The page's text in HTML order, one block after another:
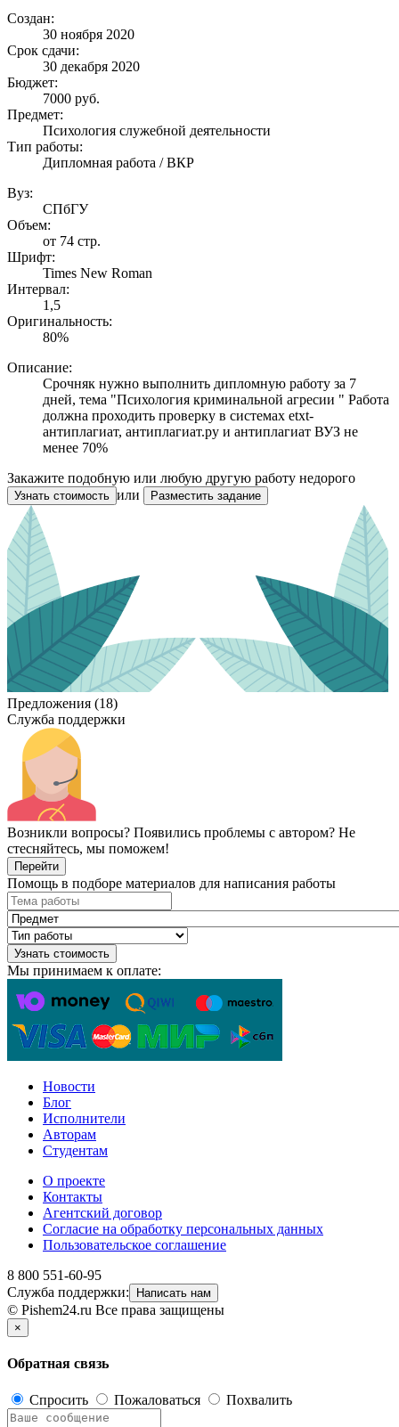
Создан:
30 ноября 2020
Срок сдачи:
30 декабря 2020
Бюджет:
7000 руб.
Предмет:
Психология служебной деятельности
Тип работы:
Дипломная работа / ВКР
Вуз:
СПбГУ
Объем:
от 74 стр.
Шрифт:
Times New Roman
Интервал:
1,5
Оригинальность:
80%
Описание:
Cрочняк нужно выполнить дипломную работу за 7
дней, тема "Психология криминальной агресии " Работа
должна проходить проверку в системах etxt-
антиплагиат, антиплагиат.ру и антиплагиат ВУЗ не
менее 70%
Закажите подобную или любую другую работу недорого
Узнать стоимость или Разместить задание
Предложения (18)
Служба поддержки
Возникли вопросы? Появились проблемы с автором? Не
стесняйтесь, мы поможем!
Перейти
Помощь в подборе материалов для написания работы
Узнать стоимость
Мы принимаем к оплате:
Новости
Блог
Исполнители
Авторам
Студентам
О проекте
Контакты
Агентский договор
Согласие на обработку персональных данных
Пользовательское соглашение
8 800 551-60-95
Служба поддержки:
Написать нам
© Pishem24.ru Все права защищены
×
Обратная связь
Спросить Пожаловаться Похвалить